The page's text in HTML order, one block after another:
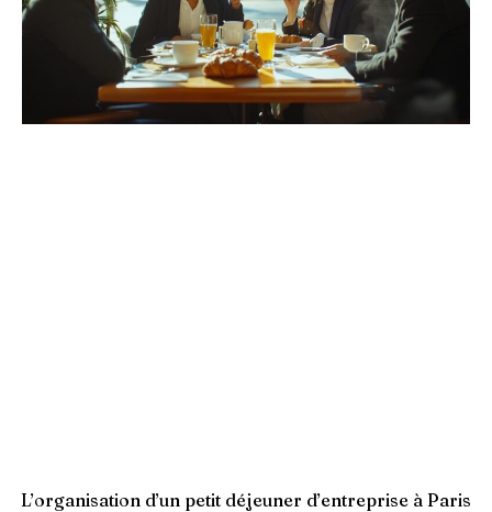
L’organisation d’un petit déjeuner d’entreprise à Paris